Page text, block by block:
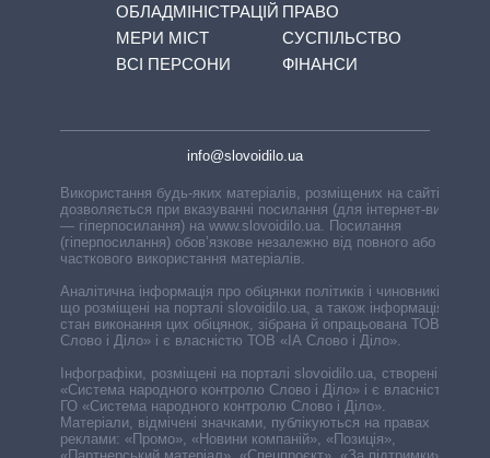
ОБЛАДМІНІСТРАЦІЙ
МЕРИ МІСТ
ВСІ ПЕРСОНИ
ПРАВО
СУСПІЛЬСТВО
ФІНАНСИ
info@slovoidilo.ua
Використання будь-яких матеріалів, розміщених на сайті,
дозволяється при вказуванні посилання (для інтернет-видань
— гіперпосилання) на www.slovoidilo.ua. Посилання
(гіперпосилання) обов’язкове незалежно від повного або
часткового використання матеріалів.
Аналітична інформація про обіцянки політиків і чиновників,
що розміщені на порталі slovoidilo.ua, а також інформація про
стан виконання цих обіцянок, зібрана й опрацьована ТОВ «ІА
Слово і Діло» і є власністю ТОВ «ІА Слово і Діло».
Інфографіки, розміщені на порталі slovoidilo.ua, створені ГО
«Система народного контролю Слово і Діло» і є власністю
ГО «Система народного контролю Слово і Діло».
Матеріали, відмічені значками, публікуються на правах
реклами: «Промо», «Новини компаній», «Позиція»,